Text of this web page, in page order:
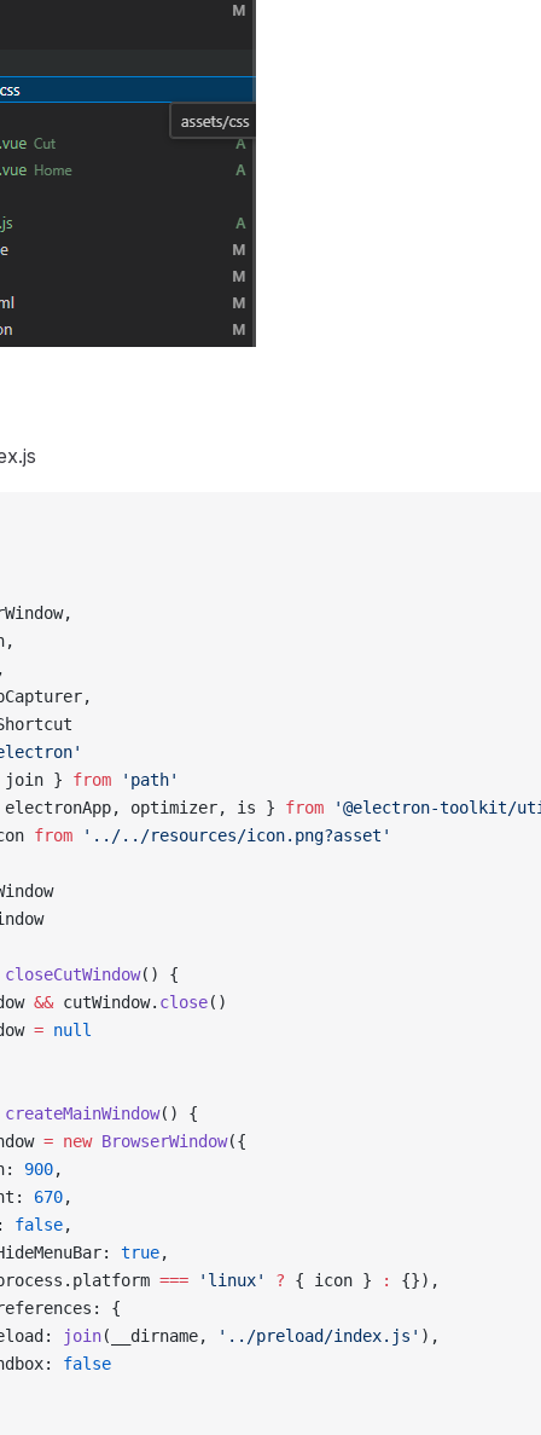
} from 'path'
optimizer, is } from '@electron-toolkit/
from '../../resources/icon.png?asset'
() {
&& cutWindow. close()
= null
() {
= new BrowserWindow({
900,
670,
false,
true,
=== 'linux' ? { icon } :
{}),
{
join(__dirname, '../preload/index.js' ),
false